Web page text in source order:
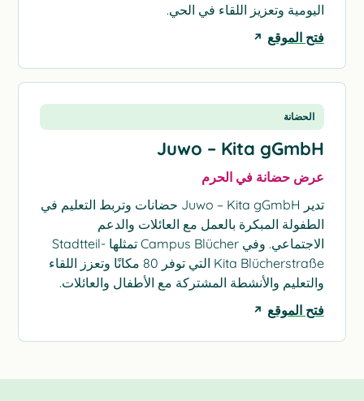
اليومية وتعزيز اللقاء في الحي.
فتح الموقع
الحضانة
Juwo – Kita gGmbH
عرض حضانة في الحرم
تدير Juwo – Kita gGmbH حضانات وتربط التعليم في
الطفولة المبكرة بالعمل مع العائلات والدعم
الاجتماعي. وفي Campus Blücher تمثلها Stadtteil-
Kita Blücherstraße التي توفر 80 مكانًا وتعزز اللقاء
والتعليم والأنشطة المشتركة مع الأطفال والعائلات.
فتح الموقع